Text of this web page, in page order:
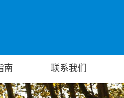
南 联系我们